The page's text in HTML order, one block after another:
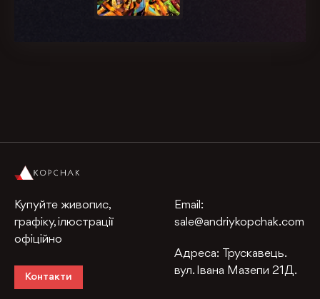
Купуйте живопис,
графіку, ілюстрації
офіційно
Контакти
Email:
sale@andriykopchak.com
Адреса:
Трускавець.
вул. Івана Мазепи 21Д.